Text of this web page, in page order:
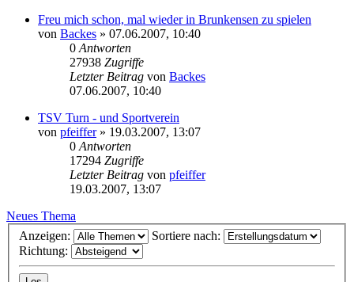
Freu mich schon, mal wieder in Brunkensen zu spielen
von Backes » 07.06.2007, 10:40
0 Antworten
27938 Zugriffe
Letzter Beitrag von Backes
07.06.2007, 10:40
TSV Turn - und Sportverein
von pfeiffer» 19.03.2007, 13:07
0 Antworten
17294 Zugriffe
Letzter Beitrag von pfeiffer
19.03.2007, 13:07
Neues Thema
Anzeigen:
Sortiere nach:
Richtung: